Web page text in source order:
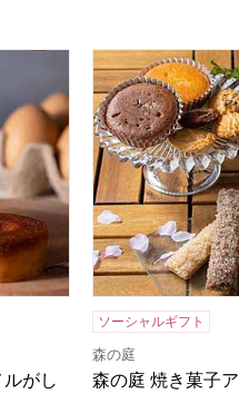
ルがしみ込んだバーム 5個
がし
森の庭 焼き菓子
ソーシャルギフト
森の庭
森の庭 焼き菓子